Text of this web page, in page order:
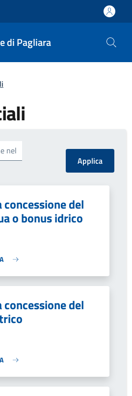
di Pagliara
nel
concessione del
o bonus idrico
concessione del